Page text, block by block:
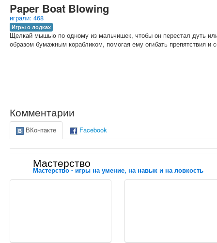
Paper Boat Blowing
играли: 468
Игры о лодках
Щелкай мышью по одному из мальчишек, чтобы он перестал дуть
образом бумажным корабликом, помогая ему огибать препятствия и
Комментарии
ВКонтакте Facebook
Мастерство
Мастерство - игры на умение, на навык и на ловкость